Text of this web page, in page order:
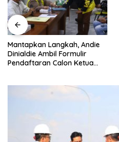
Mantapkan Langkah, Andie
Dinialdie Ambil Formulir
Pendaftaran Calon Ketua